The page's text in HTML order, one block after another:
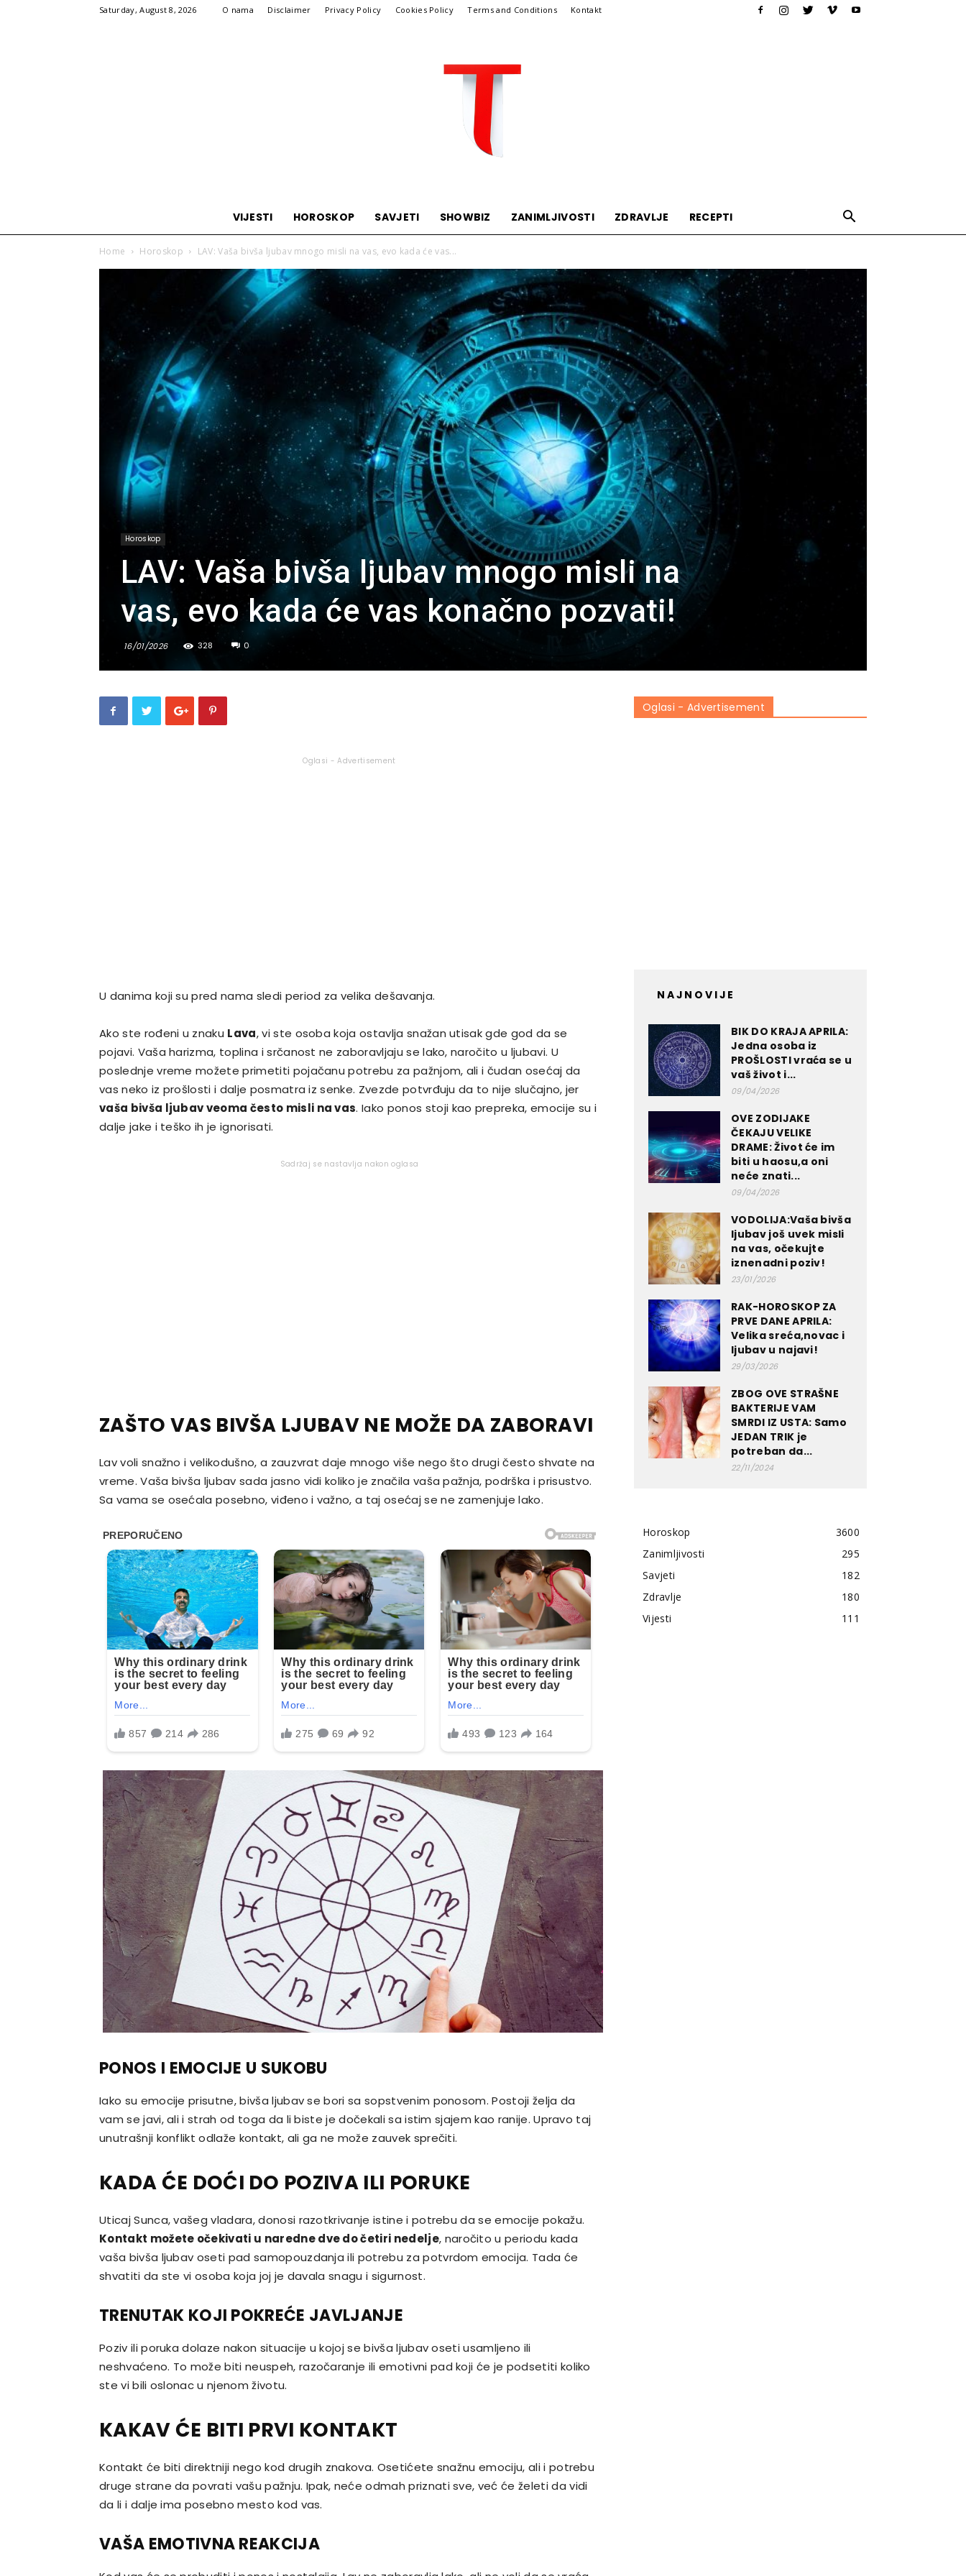
Saturday, August 8, 2026 O nama Disclaimer Privacy Policy Cookies Policy Terms and Conditions Kontakt
Portal
VIJESTI HOROSKOP SAVJETI SHOWBIZ ZANIMLJIVOSTI ZDRAVLJE RECEPTI
Home Horoskop LAV: Vaša bivša ljubav mnogo misli na vas, evo kada će vas...
Horoskop
LAV: Vaša bivša ljubav mnogo misli na
vas, evo kada će vas konačno pozvati!
16/01/2026 328 0
Oglasi - Advertisement
U danima koji su pred nama sledi period za velika dešavanja.
Ako ste rođeni u znaku Lava, vi ste osoba koja ostavlja snažan utisak gde god da se
pojavi. Vaša harizma, toplina i srčanost ne zaboravljaju se lako, naročito u ljubavi. U
poslednje vreme možete primetiti pojačanu potrebu za pažnjom, ali i čudan osećaj da
vas neko iz prošlosti i dalje posmatra iz senke. Zvezde potvrđuju da to nije slučajno, jer
vaša bivša ljubav veoma često misli na vas. Iako ponos stoji kao prepreka, emocije su i
dalje jake i teško ih je ignorisati.
Sadržaj se nastavlja nakon oglasa
ZAŠTO VAS BIVŠA LJUBAV NE MOŽE DA ZABORAVI
Lav voli snažno i velikodušno, a zauzvrat daje mnogo više nego što drugi često shvate na
vreme. Vaša bivša ljubav sada jasno vidi koliko je značila vaša pažnja, podrška i prisustvo.
Sa vama se osećala posebno, viđeno i važno, a taj osećaj se ne zamenjuje lako.
PONOS I EMOCIJE U SUKOBU
Iako su emocije prisutne, bivša ljubav se bori sa sopstvenim ponosom. Postoji želja da
vam se javi, ali i strah od toga da li biste je dočekali sa istim sjajem kao ranije. Upravo taj
unutrašnji konflikt odlaže kontakt, ali ga ne može zauvek sprečiti.
KADA ĆE DOĆI DO POZIVA ILI PORUKE
Uticaj Sunca, vašeg vladara, donosi razotkrivanje istine i potrebu da se emocije pokažu.
Kontakt možete očekivati u naredne dve do četiri nedelje, naročito u periodu kada
vaša bivša ljubav oseti pad samopouzdanja ili potrebu za potvrdom emocija. Tada će
shvatiti da ste vi osoba koja joj je davala snagu i sigurnost.
TRENUTAK KOJI POKREĆE JAVLJANJE
Poziv ili poruka dolaze nakon situacije u kojoj se bivša ljubav oseti usamljeno ili
neshvaćeno. To može biti neuspeh, razočaranje ili emotivni pad koji će je podsetiti koliko
ste vi bili oslonac u njenom životu.
KAKAV ĆE BITI PRVI KONTAKT
Kontakt će biti direktniji nego kod drugih znakova. Osetićete snažnu emociju, ali i potrebu
druge strane da povrati vašu pažnju. Ipak, neće odmah priznati sve, već će želeti da vidi
da li i dalje ima posebno mesto kod vas.
VAŠA EMOTIVNA REAKCIJA
Oglasi - Advertisement
NAJNOVIJE
BIK DO KRAJA APRILA:
Jedna osoba iz
PROŠLOSTI vraća se u
vaš život i...
09/04/2026
OVE ZODIJAKE
ČEKAJU VELIKE
DRAME: Život će im
biti u haosu,a oni
neće znati...
09/04/2026
VODOLIJA:Vaša bivša
ljubav još uvek misli
na vas, očekujte
iznenadni poziv!
23/01/2026
RAK-HOROSKOP ZA
PRVE DANE APRILA:
Velika sreća,novac i
ljubav u najavi!
29/03/2026
ZBOG OVE STRAŠNE
BAKTERIJE VAM
SMRDI IZ USTA: Samo
JEDAN TRIK je
potreban da...
22/11/2024
Horoskop
3600
Zanimljivosti
295
Savjeti
182
Zdravlje
180
Vijesti
111